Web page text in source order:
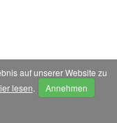
auf unserer Website zu
lesen.
Annehmen